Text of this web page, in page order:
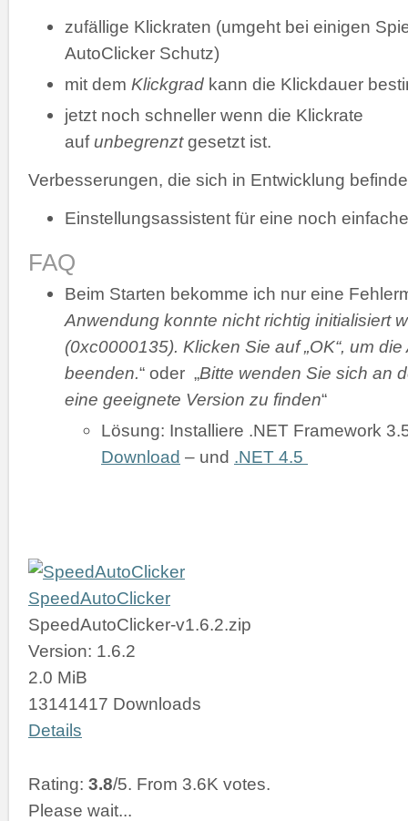
zufällige Klickraten (umgeht bei einigen
AutoClicker Schutz)
mit dem Klickgrad kann die Klickdauer
jetzt noch schneller wenn die Klickrate
aufunbegrenztgesetzt ist.
Verbesserungen, die sich in Entwicklung
Einstellungsassistent für eine noch
FAQ
Beim Starten bekomme ich nur eine
Anwendung konnte nicht richtig initialisiert
(0xc0000135). Klicken Sie auf „OK“, um
beenden.“ oder „Bitte wenden Sie sich an
eine geeignete Version zu finden“
Lösung: Installiere .NET Framework
Download – und .NET 4.5
SpeedAutoClicker
SpeedAutoClicker-v1.6.2.zip
Version: 1.6.2
2.0 MiB
13141417 Downloads
Details
Rating: 3.8/5. From 3.6K votes.
Please wait...